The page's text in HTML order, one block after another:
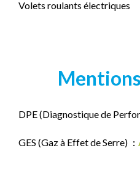
Volets roulants électriques
DPE (Diagnostique de
GES (Gaz à Effet de Serre)